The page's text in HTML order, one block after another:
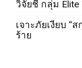
วิจัยชี้ กลุ่ม Elite
เจาะภัยเงียบ “
ร้าย